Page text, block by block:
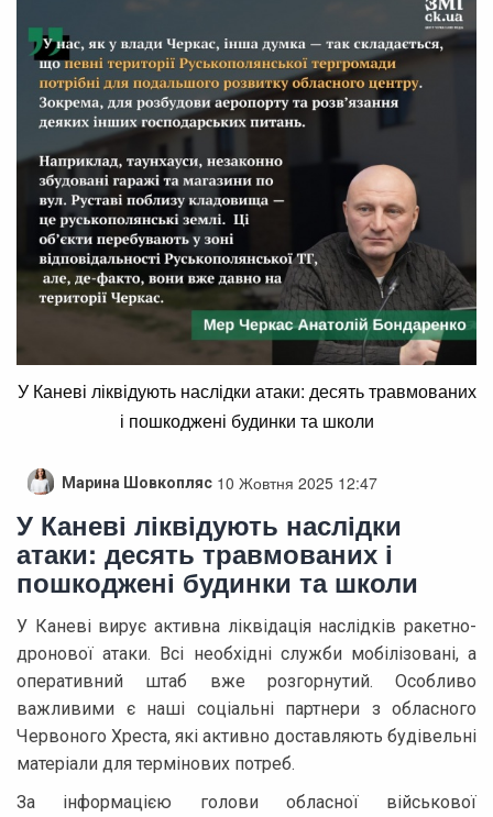
У Каневі ліквідують наслідки атаки: десять травмованих
і пошкоджені будинки та школи
Марина Шовкопляс 10 Жовтня 2025 12:47
У Каневі ліквідують наслідки
атаки: десять травмованих і
пошкоджені будинки та школи
У Каневі вирує активна ліквідація наслідків ракетно-
дронової атаки. Всі необхідні служби мобілізовані, а
оперативний штаб вже розгорнутий. Особливо
важливими є наші соціальні партнери з обласного
Червоного Хреста, які активно доставляють будівельні
матеріали для термінових потреб.
За інформацією голови обласної військової